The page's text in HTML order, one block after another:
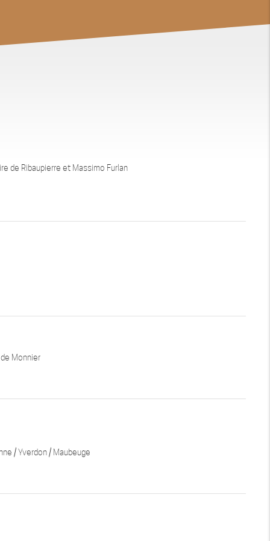
de Ribaupierre et Massimo Furlan
Monnier
/ Yverdon / Maubeuge